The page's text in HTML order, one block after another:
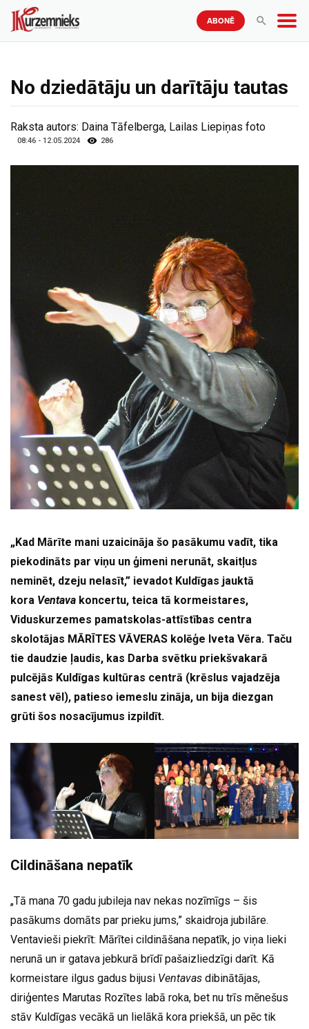
ABONĒ
No dziedātāju un darītāju tautas
Raksta autors: Daina Tāfelberga, Lailas Liepiņas foto
08:46 - 12.05.2024 286
„Kad Mārīte mani uzaicināja šo pasākumu vadīt, tika
piekodināts par viņu un ģimeni nerunāt, skaitļus
neminēt, dzeju nelasīt,” ievadot Kuldīgas jauktā
kora Ventava koncertu, teica tā kormeistares,
Viduskurzemes pamatskolas-attīstības centra
skolotājas MĀRĪTES VĀVERAS kolēģe Iveta Vēra. Taču
tie daudzie ļaudis, kas Darba svētku priekšvakarā
pulcējās Kuldīgas kultūras centrā (krēslus vajadzēja
sanest vēl), patieso iemeslu zināja, un bija diezgan
grūti šos nosacījumus izpildīt.
Cildināšana nepatīk
„Tā mana 70 gadu jubileja nav nekas nozīmīgs – šis
pasākums domāts par prieku jums,” skaidroja jubilāre.
Ventavieši piekrīt: Mārītei cildināšana nepatīk, jo viņa lieki
nerunā un ir gatava jebkurā brīdī pašaizliedzīgi darīt. Kā
kormeistare ilgus gadus bijusi Ventavas dibinātājas,
diriģentes Marutas Rozītes labā roka, bet nu trīs mēnešus
stāv Kuldīgas vecākā un lielākā kora priekšā, un pēc tik